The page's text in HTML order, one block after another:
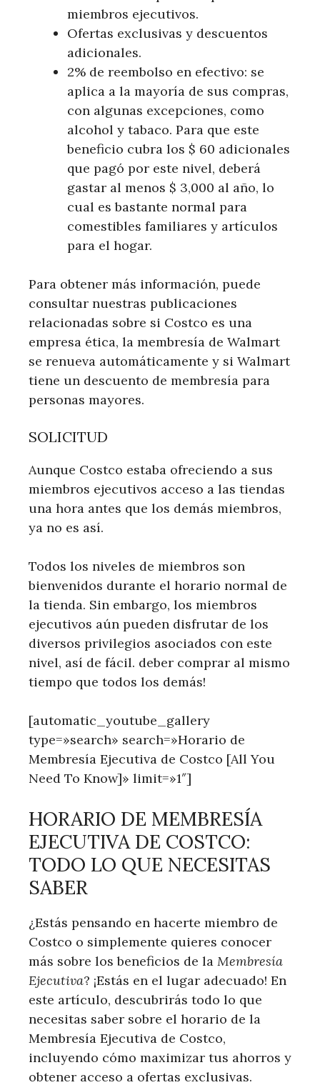
miembros ejecutivos.
Ofertas exclusivas y descuentos
adicionales.
2% de reembolso en efectivo: se
aplica a la mayoría de sus compras,
con algunas excepciones, como
alcohol y tabaco. Para que este
beneficio cubra los $ 60 adicionales
que pagó por este nivel, deberá
gastar al menos $ 3,000 al año, lo
cual es bastante normal para
comestibles familiares y artículos
para el hogar.
Para obtener más información, puede
consultar nuestras publicaciones
relacionadas sobre si Costco es una
empresa ética, la membresía de Walmart
se renueva automáticamente y si Walmart
tiene un descuento de membresía para
personas mayores.
SOLICITUD
Aunque Costco estaba ofreciendo a sus
miembros ejecutivos acceso a las tiendas
una hora antes que los demás miembros,
ya no es así.
Todos los niveles de miembros son
bienvenidos durante el horario normal de
la tienda. Sin embargo, los miembros
ejecutivos aún pueden disfrutar de los
diversos privilegios asociados con este
nivel, así de fácil. deber comprar al mismo
tiempo que todos los demás!
[automatic_youtube_gallery
type=»search» search=»Horario de
Membresía Ejecutiva de Costco [All You
Need To Know]» limit=»1″]
HORARIO DE ⁤MEMBRESÍA
EJECUTIVA DE COSTCO:
TODO LO QUE NECESITAS
SABER
¿Estás pensando en hacerte miembro de
Costco o simplemente quieres conocer
más sobre⁤ los beneficios de la Membresía
Ejecutiva? ¡Estás en ‍el lugar⁤ adecuado! En
este artículo, descubrirás todo lo que
necesitas saber sobre el horario de la‍
Membresía Ejecutiva de Costco,
incluyendo cómo maximizar tus‌ ahorros y
​obtener acceso a ofertas ⁢exclusivas.